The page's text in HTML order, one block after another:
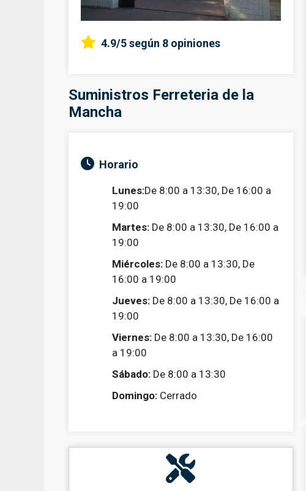
4.9/5según 8 opiniones
Suministros Ferreteria de la
Mancha
Horario
Lunes:De 8:00 a 13:30, De 16:00 a
19:00
Martes: De 8:00 a 13:30, De 16:00 a
19:00
Miércoles: De 8:00 a 13:30, De
16:00 a 19:00
Jueves: De 8:00 a 13:30, De 16:00 a
19:00
Viernes: De 8:00 a 13:30, De 16:00
a 19:00
Sábado: De 8:00 a 13:30
Domingo: Cerrado